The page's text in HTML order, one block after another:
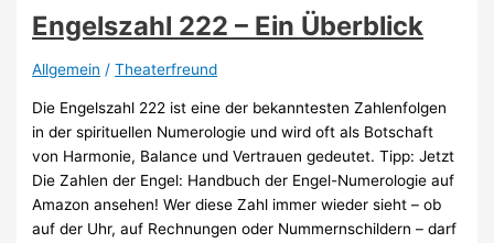
Überblick
Engelszahl 222 – Ein Überblick
Allgemein /Theaterfreund
Die Engelszahl 222 ist eine der bekanntesten Zahlenfolgen
in der spirituellen Numerologie und wird oft als Botschaft
von Harmonie, Balance und Vertrauen gedeutet. Tipp: Jetzt
Die Zahlen der Engel: Handbuch der Engel-Numerologie auf
Amazon ansehen! Wer diese Zahl immer wieder sieht – ob
auf der Uhr, auf Rechnungen oder Nummernschildern – darf